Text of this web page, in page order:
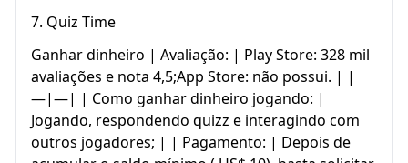
7. Quiz Time
Ganhar dinheiro | Avaliação: | Play Store: 328 mil
avaliações e nota 4,5;App Store: não possui. | |
—|—| | Como ganhar dinheiro jogando: |
Jogando, respondendo quizz e interagindo com
outros jogadores; | | Pagamento: | Depois de